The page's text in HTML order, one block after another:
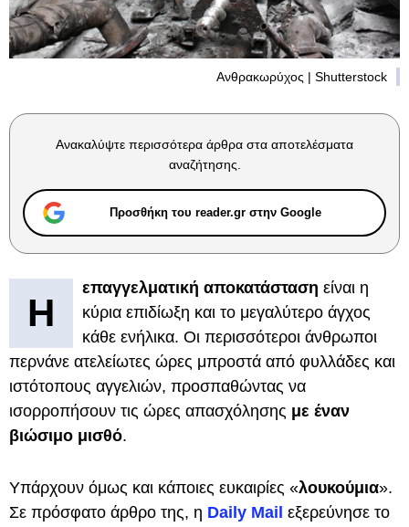
Ανθρακωρύχος | Shutterstock
Ανακαλύψτε περισσότερα άρθρα στα αποτελέσματα
αναζήτησης.
Προσθήκη του reader.gr στην Google
Η
επαγγελματική αποκατάσταση είναι η
κύρια επιδίωξη και το μεγαλύτερο άγχος
κάθε ενήλικα. Οι περισσότεροι άνθρωποι
περνάνε ατελείωτες ώρες μπροστά από φυλλάδες και
ιστότοπους αγγελιών, προσπαθώντας να
ισορροπήσουν τις ώρες απασχόλησης με έναν
βιώσιμο μισθό.
Υπάρχουν όμως και κάποιες ευκαιρίες «λουκούμια».
Σε πρόσφατο άρθρο της, η Daily Mail εξερεύνησε το